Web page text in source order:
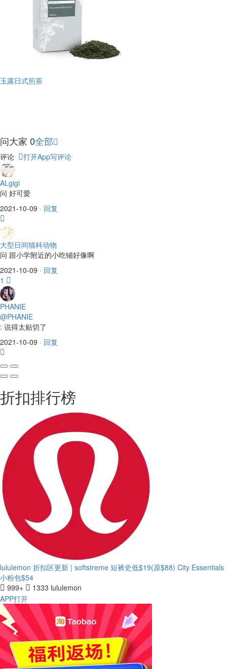
玉露日式煎茶
问大家 0全部
评论 打开App写评论
ALgigi
问 好可愛
2021-10-09 · 回复
大型日间猫科动物
问 跟小学附近的小吃铺好像啊
2021-10-09 · 回复
1
PHANIE
@PHANIE
: 说得太贴切了
2021-10-09 · 回复
折扣排行榜
lululemon 折扣区更新 | softstreme 短裤史低$19(原$88) City Essentials
小粉包$54
999+
1333 lululemon
APP打开